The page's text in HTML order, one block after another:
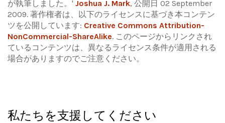
が執筆しました。' Joshua J. Mark, 公開日 02 September
2009. 著作権者は、以下のライセンスに基づき本コンテン
ツを公開しています: Creative Commons Attribution-
NonCommercial-ShareAlike. このページからリンクされ
ているコンテンツは、異なるライセンス条件が適用される
場合がありますのでご注意ください。
私たちを支援してください